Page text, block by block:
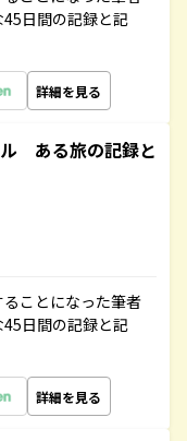
日間の記録と記
詳細を見る
ある旅の記録と
ことになった筆者
日間の記録と記
詳細を見る